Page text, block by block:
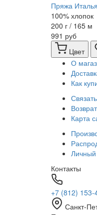
Пряжа
100% хлопок
200 г / 165 м
991 руб
Цвет
О
Как
Карта
Личный
Контакты
+7 (812) 153-
Санкт-